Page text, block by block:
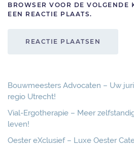
BROWSER VOOR DE VOLGENDE
EEN REACTIE PLAATS.
REACTIE PLAATSEN
Bouwmeesters Advocaten – Uw
regio Utrecht!
Vial-Ergotherapie – Meer
leven!
Oester eXclusief – Luxe Oester